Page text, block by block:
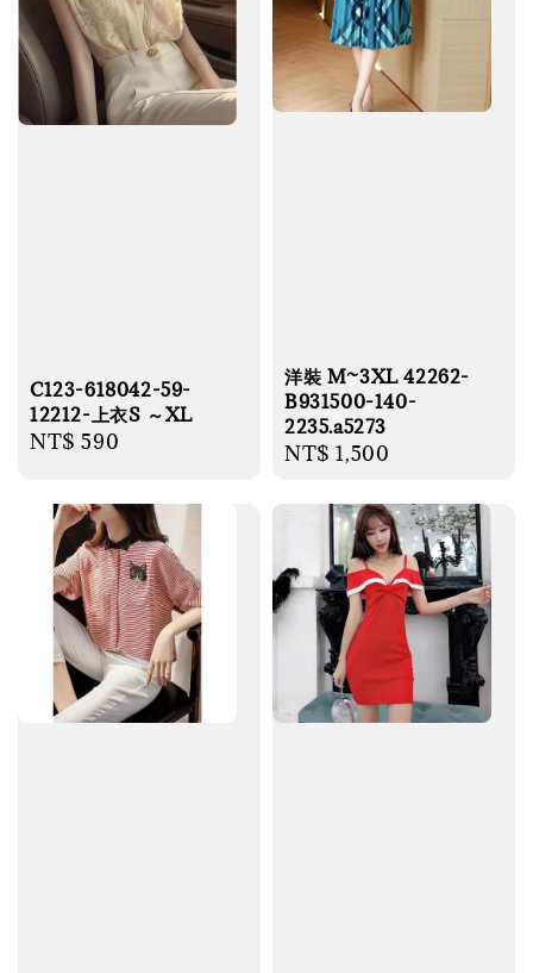
C123-618042-59-
12212-上衣S ～XL
Regular
NT$ 590
洋裝 M~3XL 42262-
B931500-140-
2235.a5273
Regular
NT$ 1,500